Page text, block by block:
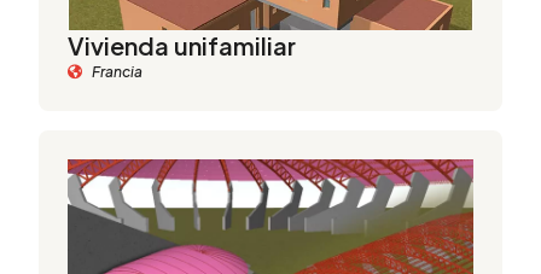
Vivienda unifamiliar
Francia